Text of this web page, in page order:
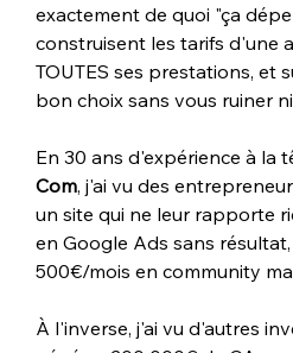
exactement de quoi "ça
construisent les tarifs d'une
TOUTES ses prestations, et
bon choix sans vous ruiner
En 30 ans d'expérience à la
Com, j'ai vu des
un site qui ne leur rapporte
en Google Ads sans
500€/mois en community
À l'inverse, j'ai vu d'autres